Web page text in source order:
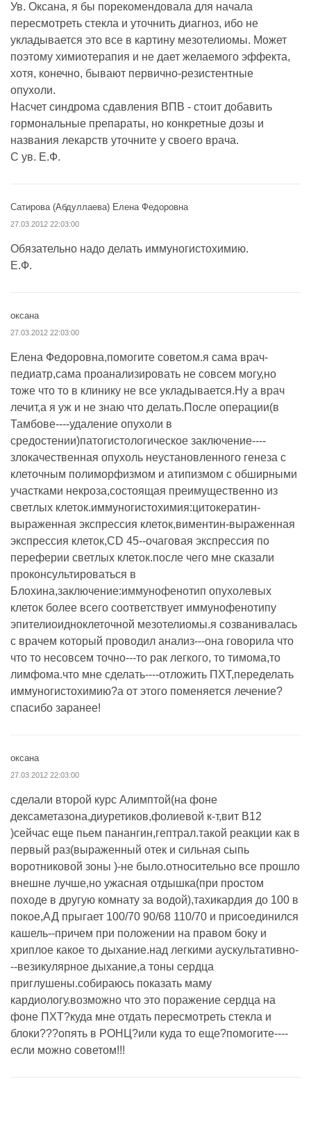
Ув. Оксана, я бы порекомендовала для начала
пересмотреть стекла и уточнить диагноз, ибо не
укладывается это все в картину мезотелиомы. Может
поэтому химиотерапия и не дает желаемого эффекта,
хотя, конечно, бывают первично-резистентные
опухоли.
Насчет синдрома сдавления ВПВ - стоит добавить
гормональные препараты, но конкретные дозы и
названия лекарств уточните у своего врача.
С ув. Е.Ф.
Сатирова (Абдуллаева) Елена Федоровна
27.03.2012 22:03:00
Обязательно надо делать иммуногистохимию.
Е.Ф.
оксана
27.03.2012 22:03:00
Елена Федоровна,помогите советом.я сама врач-
педиатр,сама проанализировать не совсем могу,но
тоже что то в клинику не все укладывается.Ну а врач
лечит,а я уж и не знаю что делать.После операции(в
Тамбове----удаление опухоли в
средостении)патогистологическое заключение----
злокачественная опухоль неустановленного генеза с
клеточным полиморфизмом и атипизмом с обширными
участками некроза,состоящая преимущественно из
светлых клеток.иммуногистохимия:цитокератин-
выраженная экспрессия клеток,виментин-выраженная
экспрессия клеток,CD 45--очаговая экспрессия по
переферии светлых клеток.после чего мне сказали
проконсультироваться в
Блохина,заключение:иммунофенотип опухолевых
клеток более всего соответствует иммунофенотипу
эпителиоидноклеточной мезотелиомы.я созванивалась
с врачем который проводил анализ---она говорила что
что то несовсем точно---то рак легкого, то тимома,то
лимфома.что мне сделать----отложить ПХТ,переделать
иммуногистохимию?а от этого поменяется лечение?
спасибо заранее!
оксана
27.03.2012 22:03:00
сделали второй курс Алимптой(на фоне
дексаметазона,диуретиков,фолиевой к-т,вит В12
)сейчас еще пьем панангин,гептрал.такой реакции как в
первый раз(выраженный отек и сильная сыпь
воротниковой зоны )-не было.относительно все прошло
внешне лучше,но ужасная отдышка(при простом
походе в другую комнату за водой),тахикардия до 100 в
покое,АД прыгает 100/70 90/68 110/70 и присоединился
кашель--причем при положении на правом боку и
хриплое какое то дыхание.над легкими аускультативно-
--везикулярное дыхание,а тоны сердца
приглушены.собираюсь показать маму
кардиологу.возможно что это поражение сердца на
фоне ПХТ?куда мне отдать пересмотреть стекла и
блоки???опять в РОНЦ?или куда то еще?помогите----
если можно советом!!!